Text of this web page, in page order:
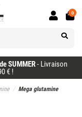
SUMMER- Livraison
€ !
0
Mega glutamine